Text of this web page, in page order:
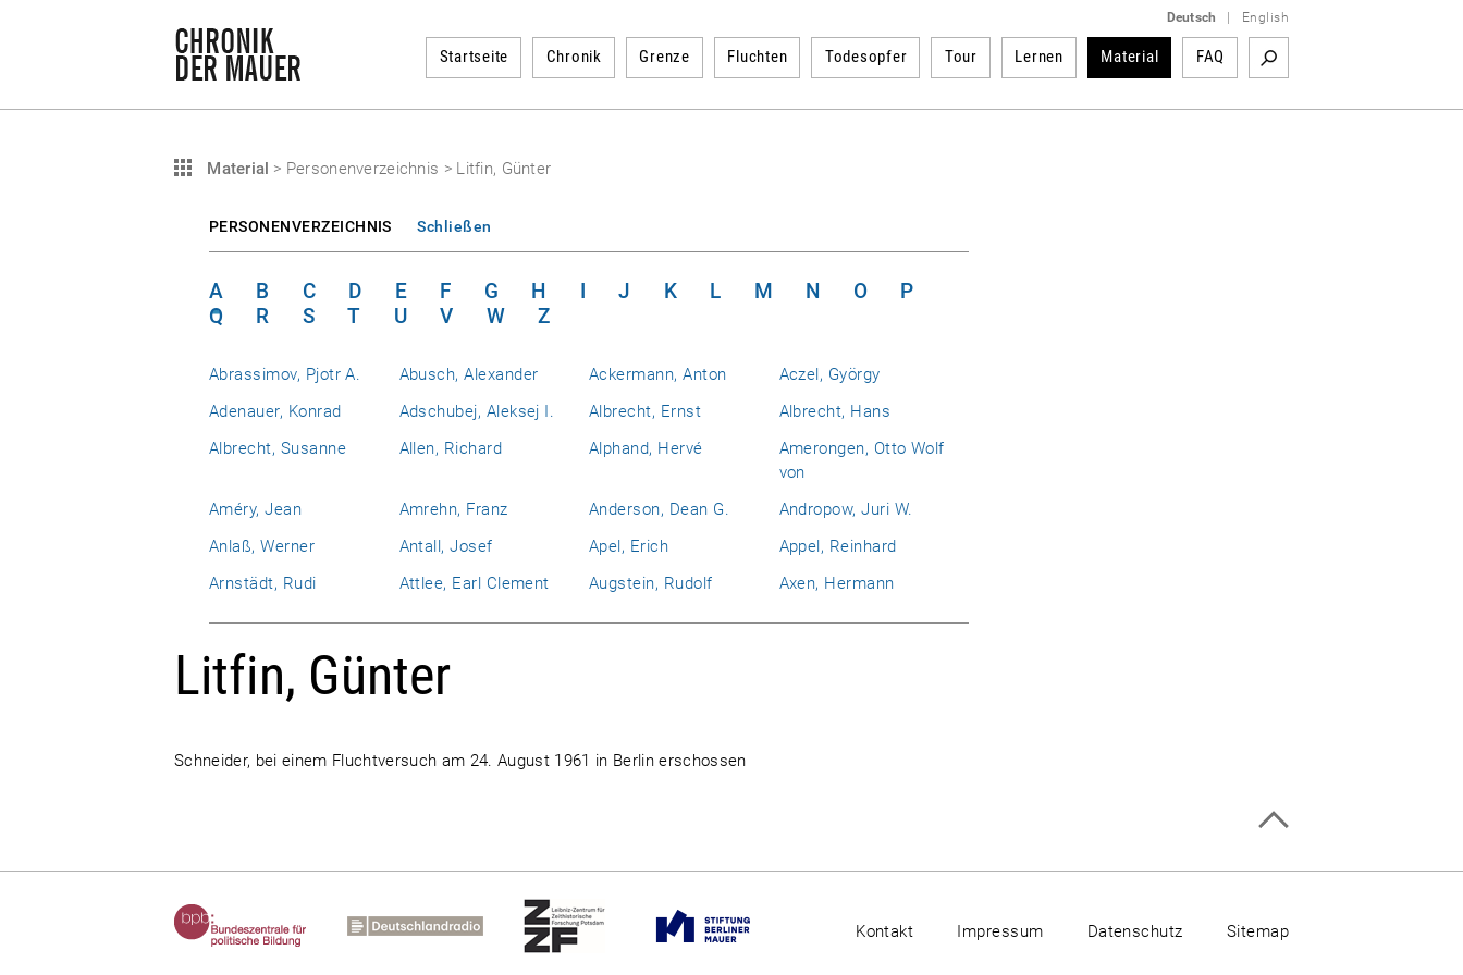
Deutsch English
Startseite Chronik Grenze Fluchten Todesopfer Tour Lernen Material FAQ
Material > Personenverzeichnis > Litfin, Günter
PERSONENVERZEICHNIS Schließen
A B C D E F G H I J K L M N O
P
Q
R S T U V W Z
Abrassimov, Pjotr A. Abusch, Alexander Ackermann, Anton
Aczel, György
Adenauer, Konrad
Adschubej, Aleksej I. Albrecht, Ernst
Albrecht, Hans
Albrecht, Susanne
Allen, Richard Alphand, Hervé
Amerongen, Otto Wolf
von
Améry, Jean
Amrehn, Franz Anderson, Dean G.
Andropow, Juri W.
Anlaß, Werner
Antall, Josef Apel, Erich
Appel, Reinhard
Arnstädt, Rudi
Attlee, Earl Clement Augstein, Rudolf Axen, Hermann
Litfin, Günter
Schneider, bei einem Fluchtversuch am 24. August 1961 in Berlin erschossen
Kontakt Impressum Datenschutz Sitemap